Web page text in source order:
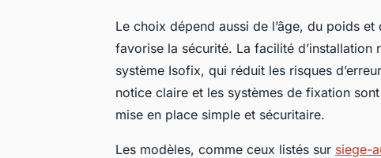
Le choix dépend aussi de l’âge, du poids
favorise la sécurité. La facilité
système Isofix, qui réduit les risques
notice claire et les systèmes de fixation
mise en place simple et sécuritaire.
Les modèles, comme ceux listés sur siege-